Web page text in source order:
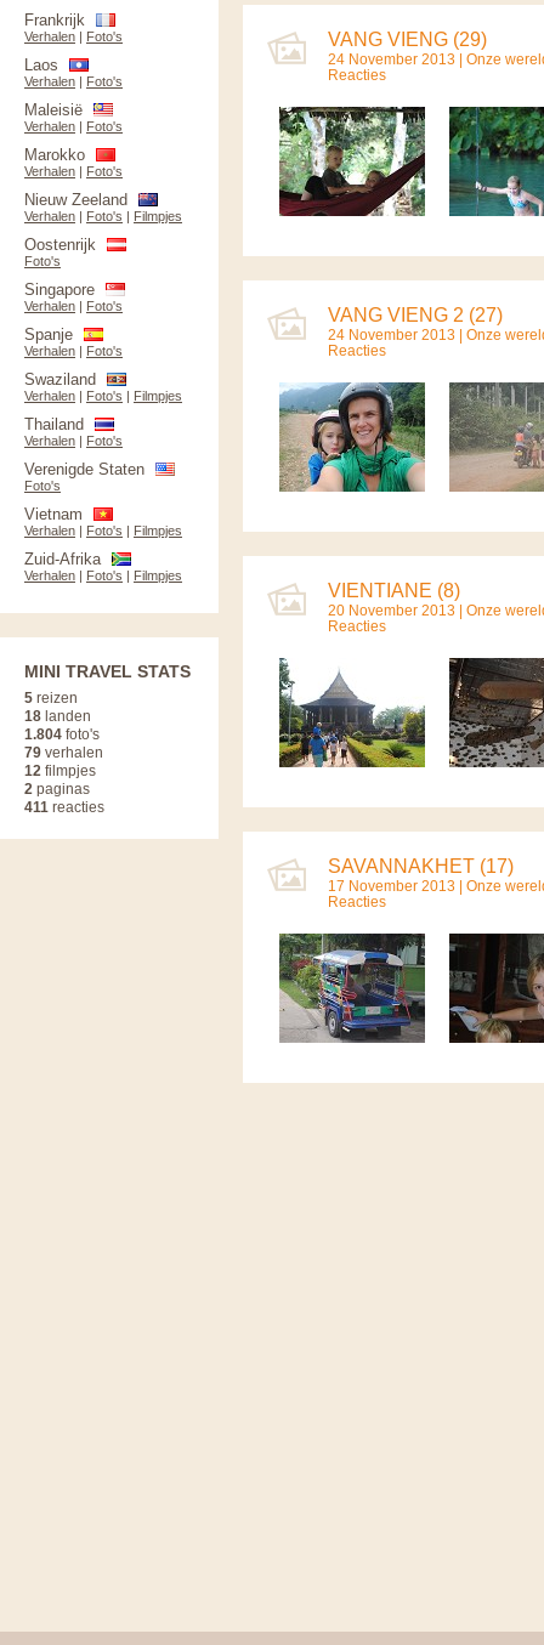
VANG VIENG (29)
24 November 2013 | Onze
Reacties
VANG VIENG 2 (27)
24 November 2013 | Onze
Reacties
VIENTIANE (8)
20 November 2013 | Onze
Reacties
SAVANNAKHET (17)
17 November 2013 | Onze
Reacties
Frankrijk
Verhalen | Foto's
Laos
Verhalen | Foto's
Maleisië
Verhalen | Foto's
Marokko
Verhalen | Foto's
Nieuw Zeeland
Verhalen | Foto's | Filmpjes
Oostenrijk
Foto's
Singapore
Verhalen | Foto's
Spanje
Verhalen | Foto's
Swaziland
Verhalen | Foto's | Filmpjes
Thailand
Verhalen | Foto's
Verenigde Staten
Foto's
Vietnam
Verhalen | Foto's | Filmpjes
Zuid-Afrika
Verhalen | Foto's | Filmpjes
MINI TRAVEL STATS
5 reizen
18 landen
1.804 foto's
79 verhalen
12 filmpjes
2 paginas
411 reacties